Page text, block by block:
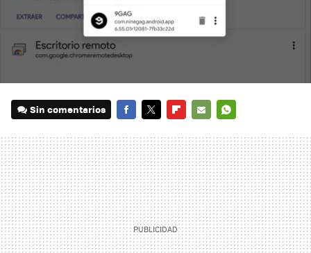
Sin comentarios
MAIL